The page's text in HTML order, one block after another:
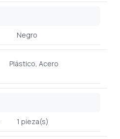
Negro
Plástico, Acero
1 pieza(s)